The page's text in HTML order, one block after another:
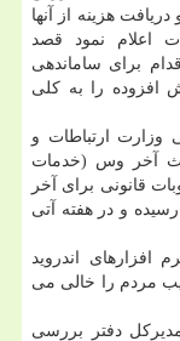
هزینه از آنها
اعلام نمود قصد
برای ساماندهی
افزوده را به كلی
وزارت ارتباطات و
آخر وس (خدمات
قانونی برای آخر
و در هفته آتی
افزارهای اندروید
مردم را خالی می
دفتر بررسی